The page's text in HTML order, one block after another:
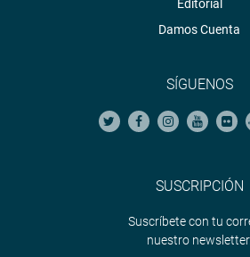
Editorial
Damos Cuenta
SÍGUENOS
SUSCRIPCIÓN
Suscríbete con tu
nuestro newsletter.